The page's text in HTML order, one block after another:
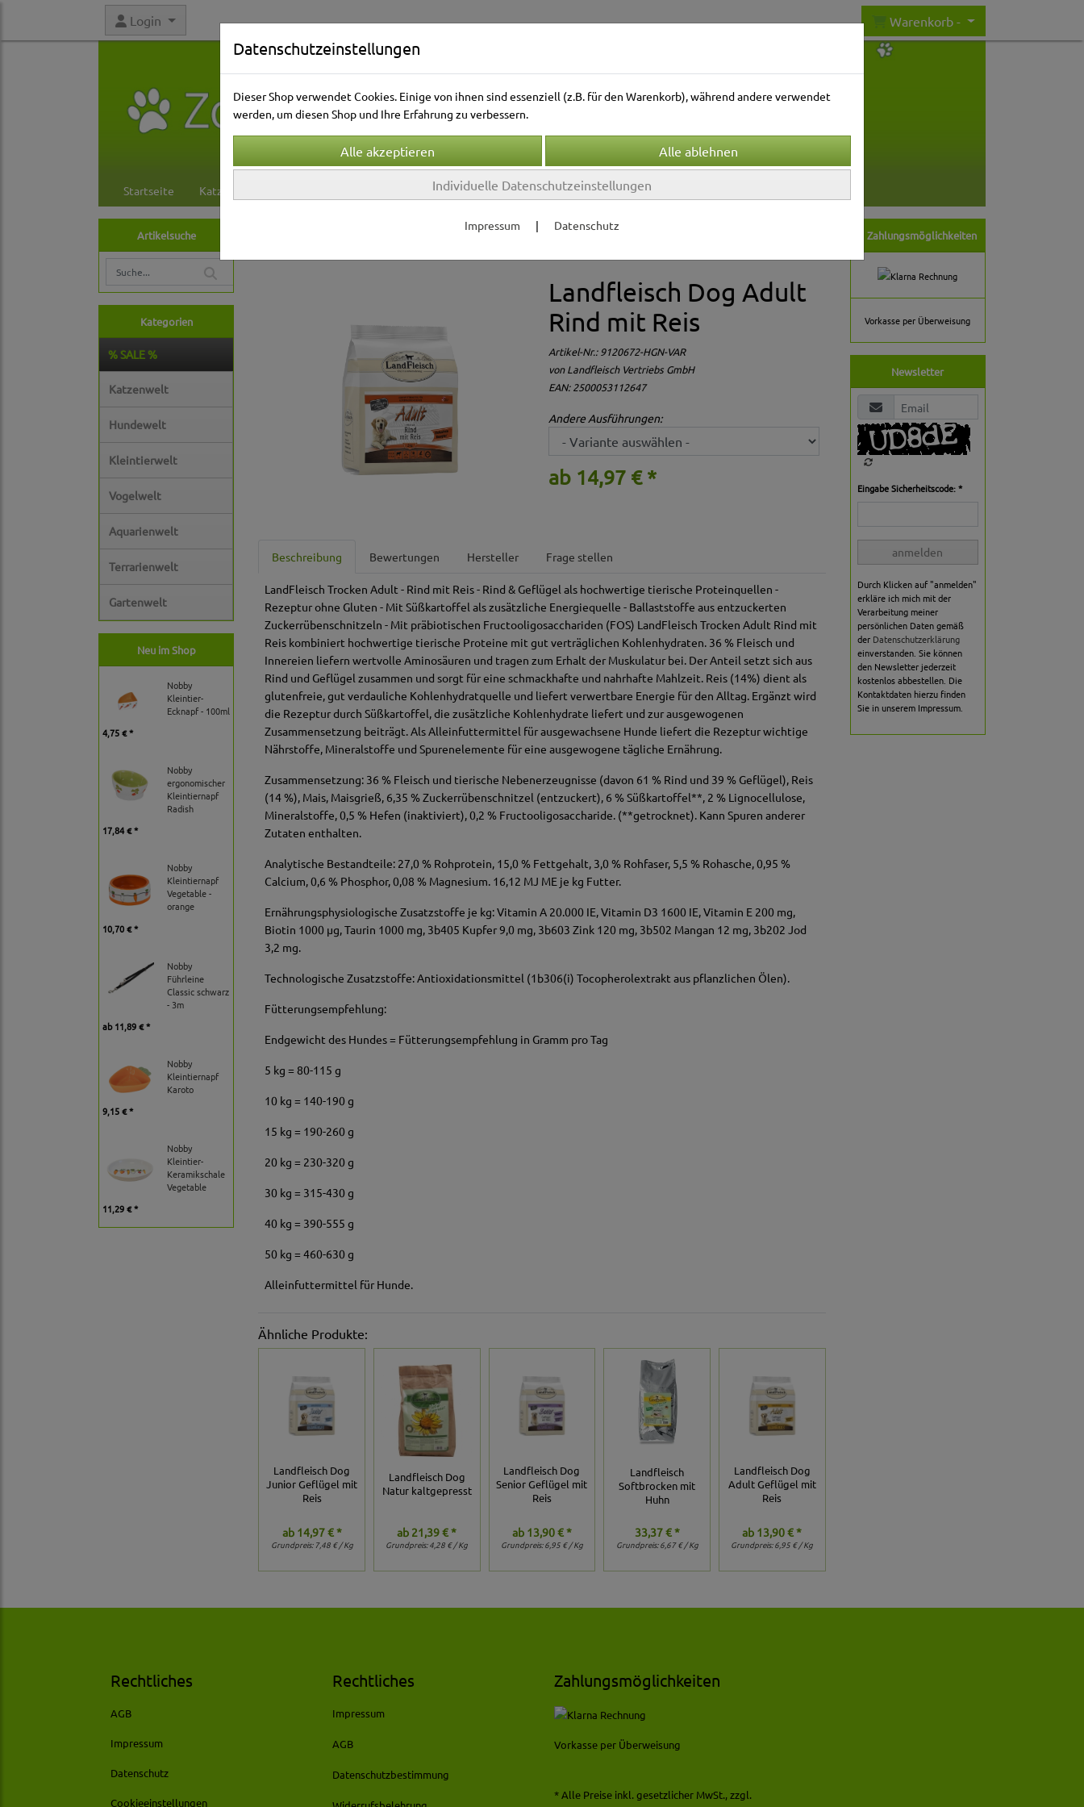
Login Warenkorb -
Startseite Katzenwelt Kleintierwelt Vogelwelt Aquarienwelt
Artikelsuche
Kategorien
% SALE %
Katzenwelt
Hundewelt
Kleintierwelt
Vogelwelt
Aquarienwelt
Terrarienwelt
Gartenwelt
Neu im Shop
Nobby
Kleintier-
Ecknapf - 100ml
4,75 € *
Nobby
ergonomischer
Kleintiernapf
Radish
17,84 € *
Nobby
Kleintiernapf
Vegetable -
orange
10,70 € *
Nobby
Führleine
Classic schwarz
- 3m
ab11,89 € *
Nobby
Kleintiernapf
Karoto
9,15 € *
Nobby
Kleintier-
Keramikschale
Vegetable
11,29 € *
Landfleisch
Landfleisch Dog Adult
Rind mit Reis
Artikel-Nr.: 9120672-HGN-VAR
von Landfleisch Vertriebs GmbH
EAN: 2500053112647
Andere Ausführungen:
ab 14,97 € *
Beschreibung Bewertungen Hersteller Frage stellen
LandFleisch Trocken Adult - Rind mit Reis - Rind & Geflügel als hochwertige tierische Proteinquellen -
Rezeptur ohne Gluten - Mit Süßkartoffel als zusätzliche Energiequelle - Ballaststoffe aus entzuckerten
Zuckerrübenschnitzeln - Mit präbiotischen Fructooligosacchariden (FOS) LandFleisch Trocken Adult Rind mit
Reis kombiniert hochwertige tierische Proteine mit gut verträglichen Kohlenhydraten. 36 % Fleisch und
Innereien liefern wertvolle Aminosäuren und tragen zum Erhalt der Muskulatur bei. Der Anteil setzt sich aus
Rind und Geflügel zusammen und sorgt für eine schmackhafte und nahrhafte Mahlzeit. Reis (14%) dient als
glutenfreie, gut verdauliche Kohlenhydratquelle und liefert verwertbare Energie für den Alltag. Ergänzt wird
die Rezeptur durch Süßkartoffel, die zusätzliche Kohlenhydrate liefert und zur ausgewogenen
Zusammensetzung beiträgt. Als Alleinfuttermittel für ausgewachsene Hunde liefert die Rezeptur wichtige
Nährstoffe, Mineralstoffe und Spurenelemente für eine ausgewogene tägliche Ernährung.
Zusammensetzung: 36 % Fleisch und tierische Nebenerzeugnisse (davon 61 % Rind und 39 % Geflügel), Reis
(14 %), Mais, Maisgrieß, 6,35 % Zuckerrübenschnitzel (entzuckert), 6 % Süßkartoffel**, 2 % Lignocellulose,
Mineralstoffe, 0,5 % Hefen (inaktiviert), 0,2 % Fructooligosaccharide. (**getrocknet). Kann Spuren anderer
Zutaten enthalten.
Analytische Bestandteile: 27,0 % Rohprotein, 15,0 % Fettgehalt, 3,0 % Rohfaser, 5,5 % Rohasche, 0,95 %
Calcium, 0,6 % Phosphor, 0,08 % Magnesium. 16,12 MJ ME je kg Futter.
Ernährungsphysiologische Zusatzstoffe je kg: Vitamin A 20.000 IE, Vitamin D3 1600 IE, Vitamin E 200 mg,
Biotin 1000 µg, Taurin 1000 mg, 3b405 Kupfer 9,0 mg, 3b603 Zink 120 mg, 3b502 Mangan 12 mg, 3b202 Jod
3,2 mg.
Technologische Zusatzstoffe: Antioxidationsmittel (1b306(i) Tocopherolextrakt aus pflanzlichen Ölen).
Fütterungsempfehlung:
Endgewicht des Hundes = Fütterungsempfehlung in Gramm pro Tag
5 kg = 80-115 g
10 kg = 140-190 g
15 kg = 190-260 g
20 kg = 230-320 g
30 kg = 315-430 g
40 kg = 390-555 g
50 kg = 460-630 g
Alleinfuttermittel für Hunde.
Ähnliche Produkte:
Landfleisch Dog
Junior Geflügel mit
Reis
ab14,97 € *
Grundpreis: 7,48 € / Kg
Landfleisch Dog
Natur kaltgepresst
ab 21,39 € *
Grundpreis:4,28 € / Kg
Landfleisch Dog
Senior Geflügel mit
Reis
ab13,90 € *
Grundpreis:6,95 € / Kg
Landfleisch
Softbrocken mit
Huhn
33,37 € *
Grundpreis:6,67 € / Kg
Landfleisch Dog
Adult Geflügel mit
Reis
ab 13,90 € *
Grundpreis:6,95 € / Kg
Zahlungsmöglichkeiten
Vorkasse per Überweisung
Newsletter
Eingabe Sicherheitscode: *
anmelden
Durch Klicken auf "anmelden"
erkläre ich mich mit der
Verarbeitung meiner
persönlichen Daten gemäß
der Datenschutzerklärung
einverstanden. Sie können
den Newsletter jederzeit
kostenlos abbestellen. Die
Kontaktdaten hierzu finden
Sie in unserem Impressum.
Rechtliches
AGB
Impressum
Datenschutz
Cookieeinstellungen
Rechtliches
Impressum
AGB
Datenschutzbestimmung
Zahlungsmöglichkeiten
Vorkasse per Überweisung
* Alle Preise inkl. gesetzlicher MwSt., zzgl.
Datenschutzeinstellungen
Dieser Shop verwendet Cookies. Einige von ihnen sind essenziell (z.B. für den Warenkorb), während andere verwendet
werden, um diesen Shop und Ihre Erfahrung zu verbessern.
Individuelle Datenschutzeinstellungen
Impressum | Datenschutz